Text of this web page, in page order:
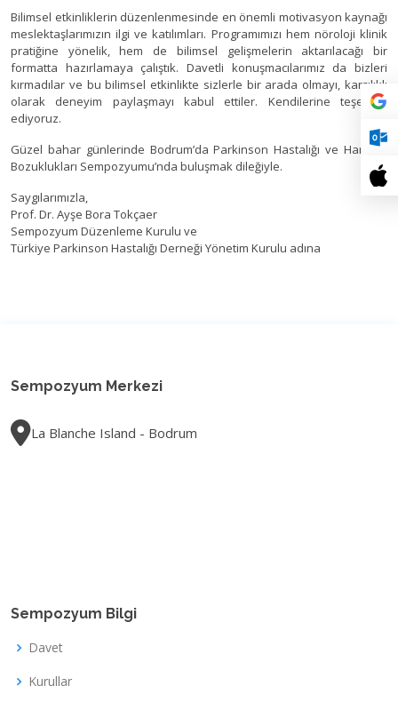
Bilimsel etkinliklerin düzenlenmesinde en önemli motivasyon kaynağı
meslektaşlarımızın ilgi ve katılımları. Programımızı hem nöroloji klinik
pratiğine yönelik, hem de bilimsel gelişmelerin aktarılacağı bir
formatta hazırlamaya çalıştık. Davetli konuşmacılarımız da bizleri
kırmadılar ve bu bilimsel etkinlikte sizlerle bir arada olmayı, karşılıklı
olarak deneyim paylaşmayı kabul ettiler. Kendilerine teşekkür
ediyoruz.
Güzel bahar günlerinde Bodrum’da Parkinson Hastalığı ve Hareket
Bozuklukları Sempozyumu’nda buluşmak dileğiyle.
Saygılarımızla,
Prof. Dr. Ayşe Bora Tokçaer
Sempozyum Düzenleme Kurulu ve
Türkiye Parkinson Hastalığı Derneği Yönetim Kurulu adına
Sempozyum Merkezi
La Blanche Island - Bodrum
Sempozyum Bilgi
Davet
Kurullar